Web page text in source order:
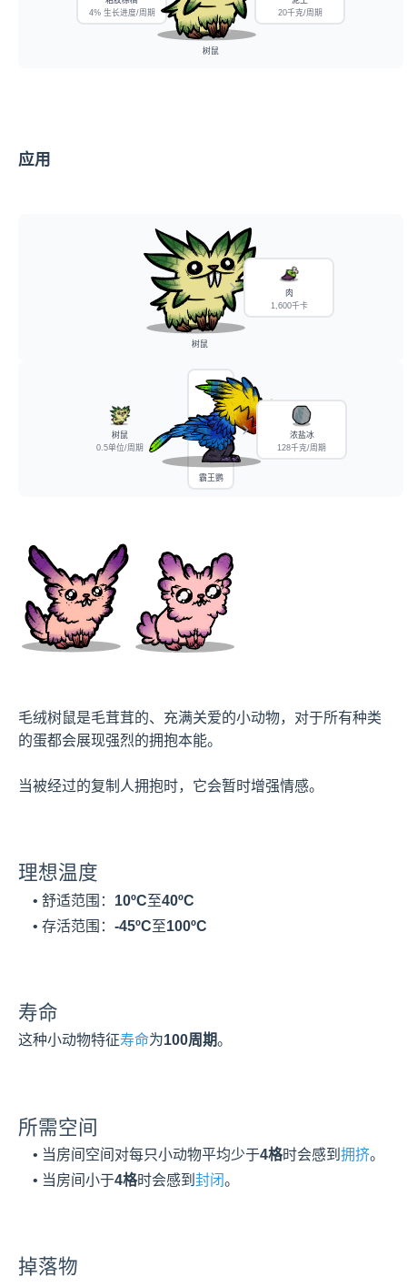
4% 生长进度/周期
树鼠
20千克/周期
应用
树鼠
肉
1,600千卡
树鼠
0.5单位/周期
霸王鹦
浓盐冰
128千克/周期
毛绒树鼠是毛茸茸的、充满关爱的小动物，对于所有种类
的蛋都会展现强烈的拥抱本能。
当被经过的复制人拥抱时，它会暂时增强情感。
理想温度
    • 舒适范围：
10ºC至40ºC
    • 存活范围：
-45ºC至100ºC
寿命
这种小动物特征寿命为100周期。
所需空间
    • 当房间空间对每只小动物平均少于
4格时会感到 拥挤。
    • 当房间小于
4格时会感到 封闭。
掉落物